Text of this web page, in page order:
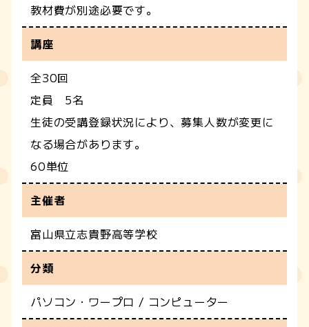
教材費が別途必要です。
講座
全30回
定員 5名
生徒の受講登録状況により、募集人数が変更に
なる場合があります。
60単位
主催者
富山県立志貴野高等学校
分類
パソコン・ワープロ / コンピューター